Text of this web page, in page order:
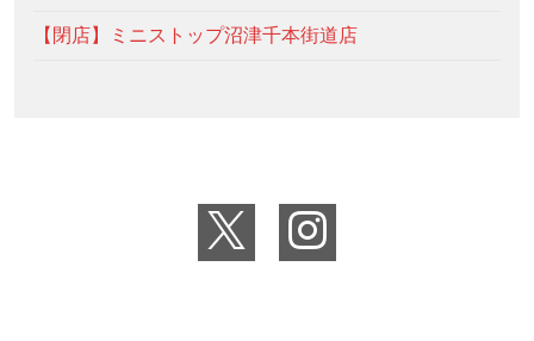
【閉店】ミニストップ沼津千本街道店